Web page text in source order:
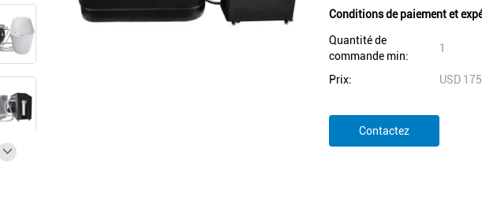
Conditions de paiement et
Quantité de
commande min:
1
Prix: USD
Contactez